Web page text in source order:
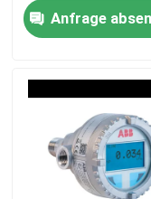
Produkte
Anfrage